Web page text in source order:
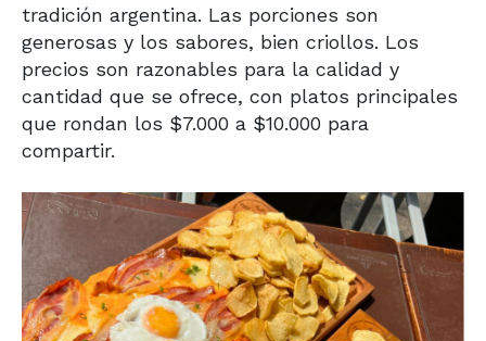
tradición argentina. Las porciones son
generosas y los sabores, bien criollos. Los
precios son razonables para la calidad y
cantidad que se ofrece, con platos principales
que rondan los $7.000 a $10.000 para
compartir.